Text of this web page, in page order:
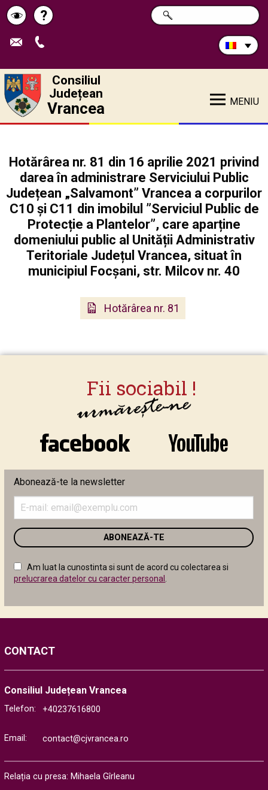
Schimbă
contrastul
Pagina
de
?
Caută
în
CAUTĂ
Consiliul
Județean
Vrancea MENIU
Hotărârea nr. 81 din 16 aprilie 2021 privind
darea în administrare Serviciului Public
Județean „Salvamont” Vrancea a corpurilor
C10 și C11 din imobilul ”Serviciul Public de
Protecție a Plantelor”, care aparține
domeniului public al Unității Administrativ
Teritoriale Județul Vrancea, situat în
municipiul Focşani, str. Milcov nr. 40
Hotărârea nr. 81
Abonează-te la newsletter
adresa
email
în
următor
Am luat la cunostinta si sunt de acord cu colectarea si
prelucrarea datelor cu caracter personal .
CONTACT
Consiliul Județean Vrancea
Telefon: +40237616800
Email: contact@cjvrancea.ro
Relația cu presa: Mihaela Gîrleanu